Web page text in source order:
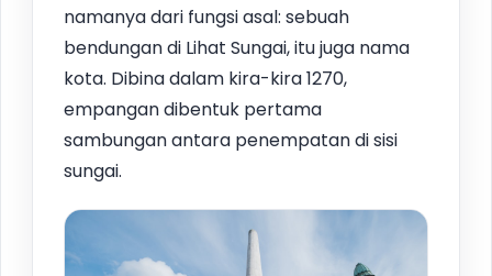
namanya dari fungsi asal: sebuah
bendungan di Lihat Sungai, itu juga nama
kota. Dibina dalam kira-kira 1270,
empangan dibentuk pertama
sambungan antara penempatan di sisi
sungai.